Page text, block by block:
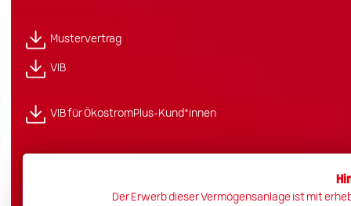
Mustervertrag
VIB
VIB für ÖkostromPlus-Kund*innen
Der Erwerb dieser Vermögensanlage ist mit